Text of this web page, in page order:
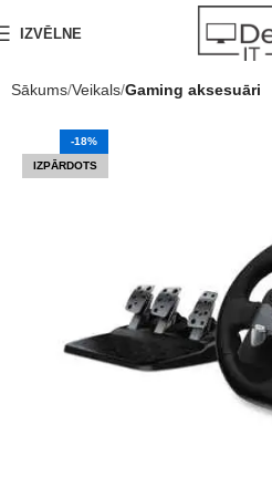
IZVĒLNE
Sākums Veikals Gaming aksesuāri
-18%
IZPĀRDOTS